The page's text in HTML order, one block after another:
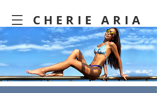
CHERIE ARIA